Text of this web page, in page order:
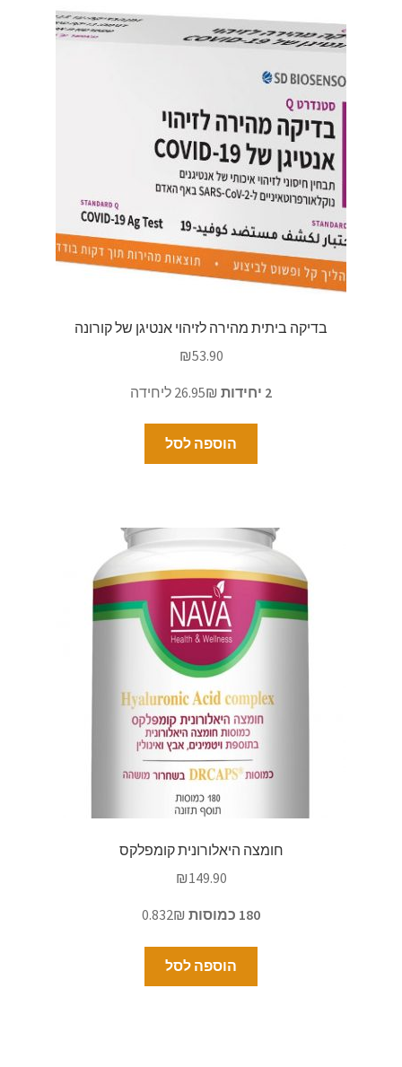
בדיקה ביתית מהירה לזיהוי אנטיגן של קורונה
₪53.90
2 יחידות
הוספה לסל
חומצה היאלורונית קומפלקס
₪149.90
180 כמוסות
הוספה לסל